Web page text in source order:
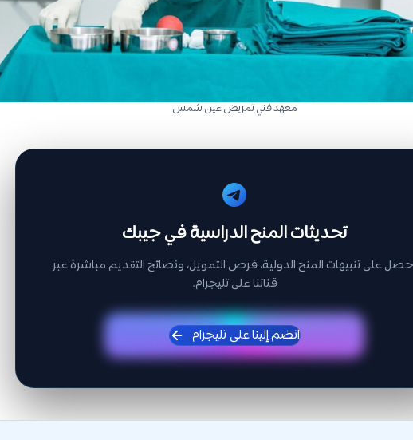
معهد فني تمريض عين شمس
تحديثات المنح الدراسية في جيبك
على تنبيهات المنح الدولية، فرص التمويل، ونصائح التقديم مباشرة عبر
قناتنا على تليجرام.
انضم إلينا على تليجرام